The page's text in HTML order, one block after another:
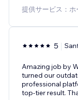
提供サービス：
5
Amazing job by
turned our
professional
top-tier result.